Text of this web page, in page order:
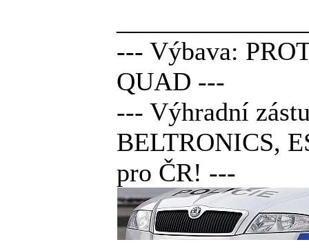
--- Výbava:
QUAD ---
--- Výhradní
BELTRONICS,
pro ČR! ---